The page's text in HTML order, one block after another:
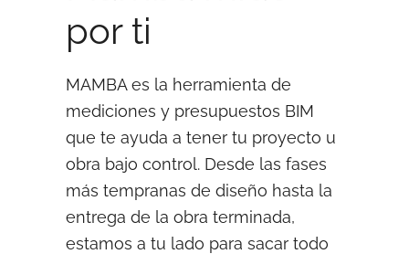
por ti
MAMBA es la herramienta de
mediciones y presupuestos BIM
que te ayuda a tener tu proyecto u
obra bajo control. Desde las fases
más tempranas de diseño hasta la
entrega de la obra terminada,
estamos a tu lado para sacar todo